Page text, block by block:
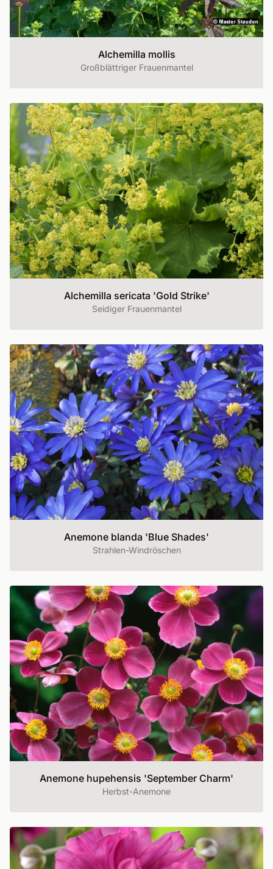
Alchemilla mollis
Großblättriger Frauenmantel
Alchemilla sericata 'Gold Strike'
Seidiger Frauenmantel
Anemone blanda 'Blue Shades'
Strahlen-Windröschen
Anemone hupehensis 'September Charm'
Herbst-Anemone